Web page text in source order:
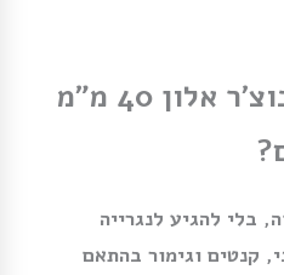
למה להזמין פלטת בוצ׳ר אלון 40 מ״מ
בלי להגיע לנגרייה
קנטים וגימור בהתאם